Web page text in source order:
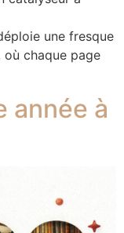
une fresque
chaque page
année à